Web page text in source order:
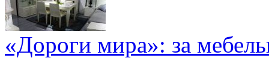
«Дороги мира»: за